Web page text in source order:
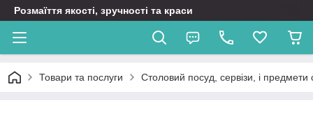
Розмаїття якості, зручності та краси
Товари та послуги Столовий посуд, сервізи, і предмети